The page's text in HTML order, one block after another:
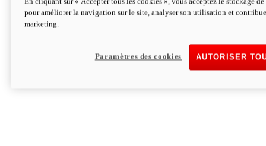
Hypermotard V2 SP 100
Découvrez-le
pour améliorer la navigation sur le site, analyser son utilisation et
marketing.
AUTORISER
Paramètres des cookies